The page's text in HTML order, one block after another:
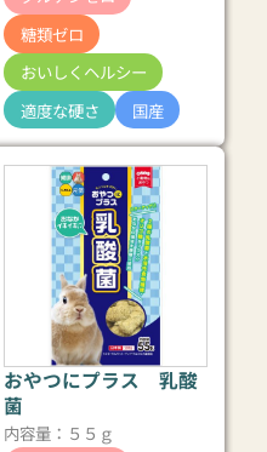
糖類ゼロ
おいしくヘルシー
適度な硬さ
国産
おやつにプラス 乳酸
菌
内容量：５５ｇ